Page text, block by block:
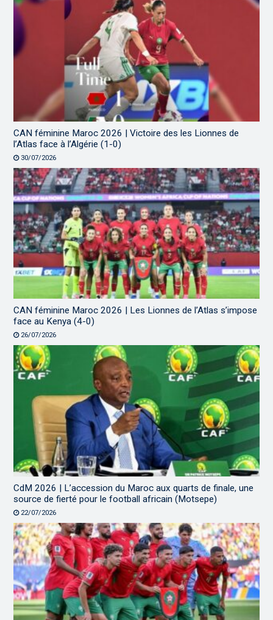
CAN féminine Maroc 2026 | Victoire des les Lionnes de
l’Atlas face à l’Algérie (1-0)
30/07/2026
CAN féminine Maroc 2026 | Les Lionnes de l’Atlas s’impose
face au Kenya (4-0)
26/07/2026
CdM 2026 | L’accession du Maroc aux quarts de finale, une
source de fierté pour le football africain (Motsepe)
22/07/2026